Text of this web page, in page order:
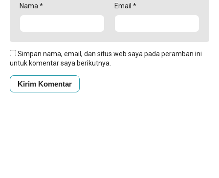
Nama * Email *
Simpan nama, email, dan situs web saya pada peramban ini
untuk komentar saya berikutnya.